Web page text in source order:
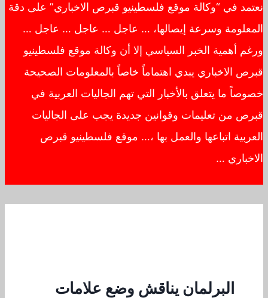
نعتمد في “وكالة موقع فلسطينيو قبرص الاخباري” على دقة
المعلومة وسرعة إيصالها، … عاجل … عاجل … عاجل …
ورغم أهمية الخبر السياسي إلا أن وكالة موقع فلسطينيو
قبرص الاخباري يبدي اهتماماً خاصاً بالمعلومات الصحيحة
خصوصاً ما يتعلق بالأخبار التي تهم الجاليات العربية في
قبرص من تعليمات وقوانين جديدة يجب على الجاليات
العربية اتباعها والعمل بها ،… موقع فلسطينيو قبرص
الاخباري …
البرلمان يناقش وضع علامات